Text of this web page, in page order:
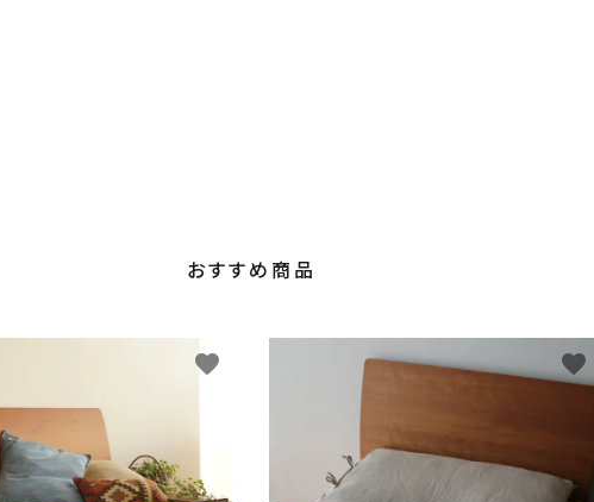
おすすめ商品
favorite favorite